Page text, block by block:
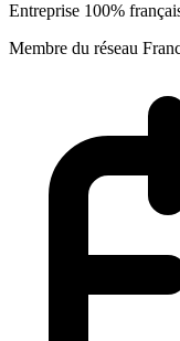
Entreprise 100%
Membre du réseau